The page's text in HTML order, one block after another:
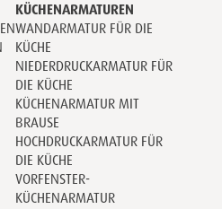
KÜCHENARMATUREN
WANDARMATUR FÜR DIE
KÜCHE
NIEDERDRUCKARMATUR FÜR
DIE KÜCHE
KÜCHENARMATUR MIT
BRAUSE
HOCHDRUCKARMATUR FÜR
DIE KÜCHE
VORFENSTER-
KÜCHENARMATUR